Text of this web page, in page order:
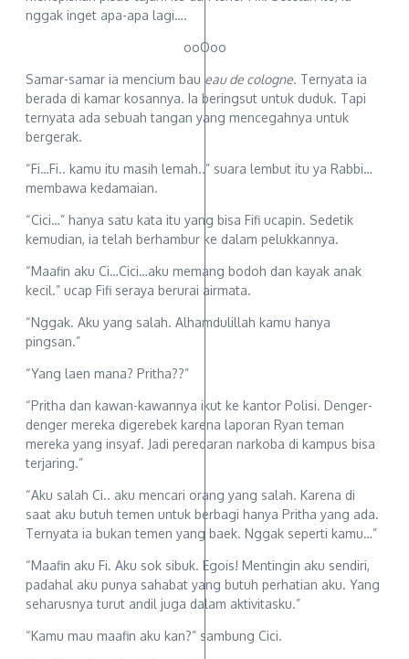
nggak inget apa-apa lagi….
ooOoo
Samar-samar ia mencium bau eau de cologne. Ternyata ia
berada di kamar kosannya. Ia beringsut untuk duduk. Tapi
ternyata ada sebuah tangan yang mencegahnya untuk
bergerak.
“Fi…Fi.. kamu itu masih lemah..” suara lembut itu ya Rabbi…
membawa kedamaian.
“Cici…” hanya satu kata itu yang bisa Fifi ucapin. Sedetik
kemudian, ia telah berhambur ke dalam pelukkannya.
“Maafin aku Ci…Cici…aku memang bodoh dan kayak anak
kecil.” ucap Fifi seraya berurai airmata.
“Nggak. Aku yang salah. Alhamdulillah kamu hanya
pingsan.”
“Yang laen mana? Pritha??”
“Pritha dan kawan-kawannya ikut ke kantor Polisi. Denger-
denger mereka digerebek karena laporan Ryan teman
mereka yang insyaf. Jadi peredaran narkoba di kampus bisa
terjaring.”
“Aku salah Ci.. aku mencari orang yang salah. Karena di
saat aku butuh temen untuk berbagi hanya Pritha yang ada.
Ternyata ia bukan temen yang baek. Nggak seperti kamu…”
“Maafin aku Fi. Aku sok sibuk. Egois! Mentingin aku sendiri,
padahal aku punya sahabat yang butuh perhatian aku. Yang
seharusnya turut andil juga dalam aktivitasku.”
“Kamu mau maafin aku kan?” sambung Cici.